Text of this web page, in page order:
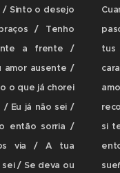
/ Sinto o desejo
/ Tenho
a frente /
amor ausente /
o que já chorei
Eu já não sei /
então sorria /
via / A tua
sei / Se deva ou
tus
si